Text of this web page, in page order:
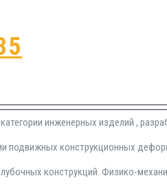
инженерных изделий ,
подвижных конструкционных
конструкций. Физико-